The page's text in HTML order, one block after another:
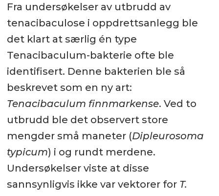
Fra undersøkelser av utbrudd av
tenacibaculose i oppdrettsanlegg ble
det klart at særlig én type
Tenacibaculum-bakterie ofte ble
identifisert. Denne bakterien ble så
beskrevet som en ny art:
Tenacibaculum finnmarkense. Ved to
utbrudd ble det observert store
mengder små maneter (Dipleurosoma
typicum) i og rundt merdene.
Undersøkelser viste at disse
sannsynligvis ikke var vektorer for T.